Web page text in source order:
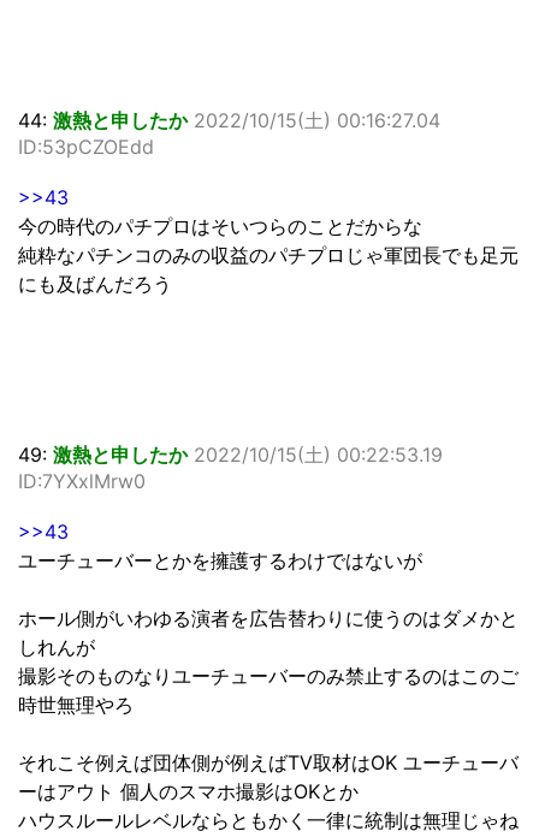
44: 激熱と申したか 2022/10/15(土) 00:16:27.04
ID:53pCZOEdd
>>43
今の時代のパチプロはそいつらのことだからな
純粋なパチンコのみの収益のパチプロじゃ軍団長でも足元
にも及ばんだろう
49: 激熱と申したか 2022/10/15(土) 00:22:53.19
ID:7YXxlMrw0
>>43
ユーチューバーとかを擁護するわけではないが
ホール側がいわゆる演者を広告替わりに使うのはダメかと
しれんが
撮影そのものなりユーチューバーのみ禁止するのはこのご
時世無理やろ
それこそ例えば団体側が例えばTV取材はOK ユーチューバ
ーはアウト 個人のスマホ撮影はOKとか
ハウスルールレベルならともかく一律に統制は無理じゃね